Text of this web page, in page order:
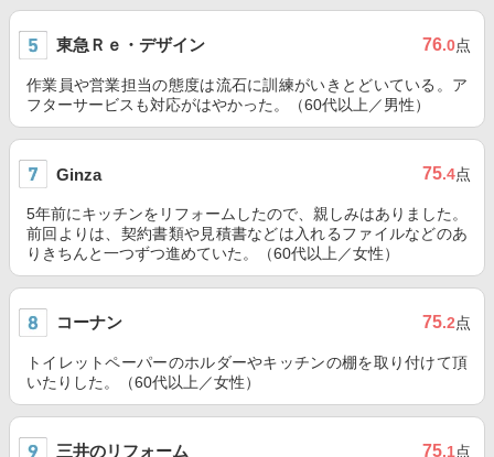
東急Ｒｅ・デザイン 76.0点
作業員や営業担当の態度は流石に訓練がいきとどいている。ア
フターサービスも対応がはやかった。（60代以上／男性）
Ginza 75.4点
5年前にキッチンをリフォームしたので、親しみはありました。
前回よりは、契約書類や見積書などは入れるファイルなどのあ
りきちんと一つずつ進めていた。（60代以上／女性）
コーナン 75.2点
トイレットペーパーのホルダーやキッチンの棚を取り付けて頂
いたりした。（60代以上／女性）
三井のリフォーム 75.1点